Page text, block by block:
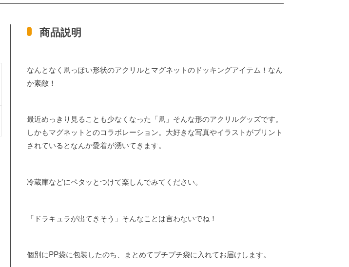
商品説明
なんとなく凧っぽい形状のアクリルとマグネットのドッキングアイテム！なん
か素敵！
最近めっきり見ることも少なくなった「凧」そんな形のアクリルグッズです。
しかもマグネットとのコラボレーション。大好きな写真やイラストがプリント
されているとなんか愛着が湧いてきます。
冷蔵庫などにペタッとつけて楽しんでみてください。
「ドラキュラが出てきそう」そんなことは言わないでね！
個別にPP袋に包装したのち、まとめてプチプチ袋に入れてお届けします。